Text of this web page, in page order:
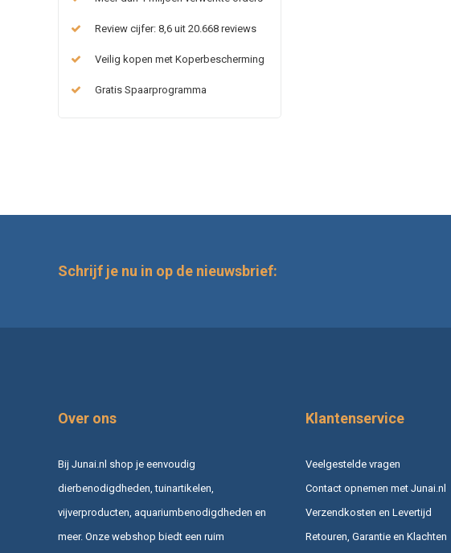
Review cijfer: 8,6 uit 20.668 reviews
Veilig kopen met Koperbescherming
Gratis Spaarprogramma
Schrijf je nu in op de nieuwsbrief:
Over ons
Bij Junai.nl shop je eenvoudig
dierbenodigdheden, tuinartikelen,
vijverproducten, aquariumbenodigdheden en
meer. Onze webshop biedt een ruim
Klantenservice
Veelgestelde vragen
Contact opnemen met Junai.nl
Verzendkosten en Levertijd
Retouren, Garantie en Klachten